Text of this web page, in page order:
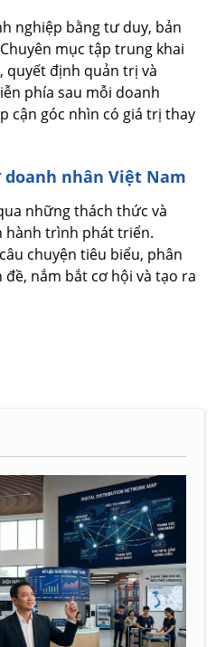
nghiệp bằng tư duy, bản
mục tập trung khai
định quản trị và
phía sau mỗi doanh
cận góc nhìn có giá trị thay
nhân Việt Nam
những thách thức và
hành trình phát triển.
chuyện tiêu biểu, phân
nắm bắt cơ hội và tạo ra
trường cạnh tranh.
bền vững
kết từ thực tiễn giúp
lĩnh và nguyên tắc tạo
công. Đây cũng là nền tảng
phát triển ổn định và lâu dài.
trong phát triển